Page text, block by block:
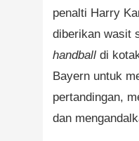
penalti Harry
diberikan wasit
handball di
Bayern untuk
pertandingan,
dan